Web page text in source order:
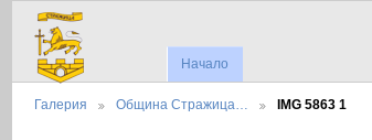
Начало
Галерия Община Стражица… IMG 5863 1